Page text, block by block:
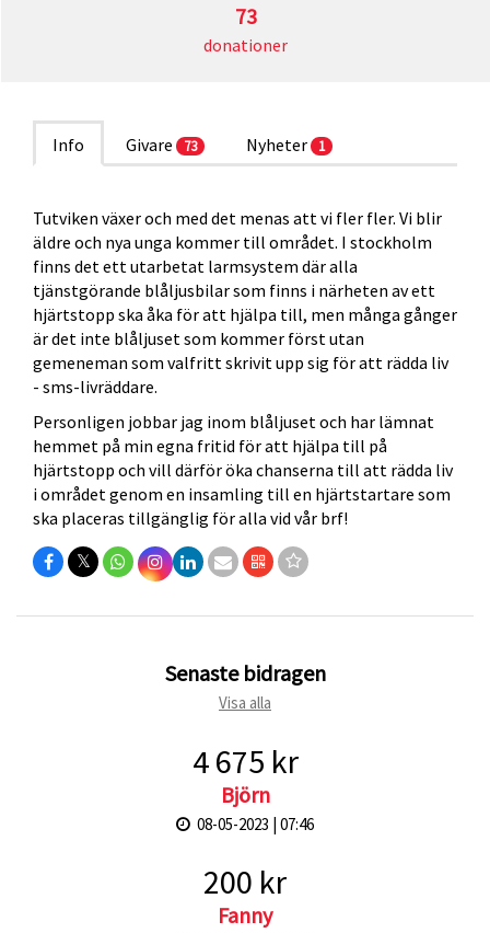
73
donationer
Info Givare 73 Nyheter 1
Tutviken växer och med det menas att vi fler fler. Vi blir
äldre och nya unga kommer till området. I stockholm
finns det ett utarbetat larmsystem där alla
tjänstgörande blåljusbilar som finns i närheten av ett
hjärtstopp ska åka för att hjälpa till, men många gånger
är det inte blåljuset som kommer först utan
gemeneman som valfritt skrivit upp sig för att rädda liv
- sms-livräddare.
Personligen jobbar jag inom blåljuset och har lämnat
hemmet på min egna fritid för att hjälpa till på
hjärtstopp och vill därför öka chanserna till att rädda liv
i området genom en insamling till en hjärtstartare som
ska placeras tillgänglig för alla vid vår brf!
𝕏
Senaste bidragen
Visa alla
4 675 kr
Björn
08-05-2023 | 07:46
200 kr
Fanny